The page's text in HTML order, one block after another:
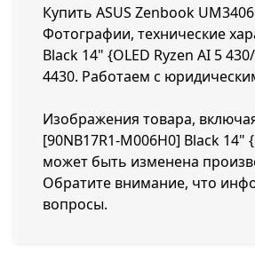
Купить ASUS Zenbook
Фотографии, технические
Black 14" {OLED Ryzen AI 5
4430. Работаем с
Изображения товара,
[90NB17R1-M006H0] Black 14"
может быть изменена
Обратите внимание, что
вопросы.